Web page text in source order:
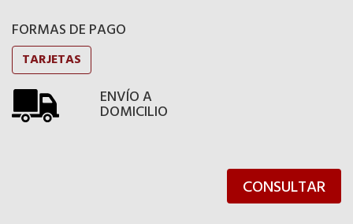
FORMAS DE PAGO
TARJETAS
ENVÍO A
DOMICILIO
CONSULTAR